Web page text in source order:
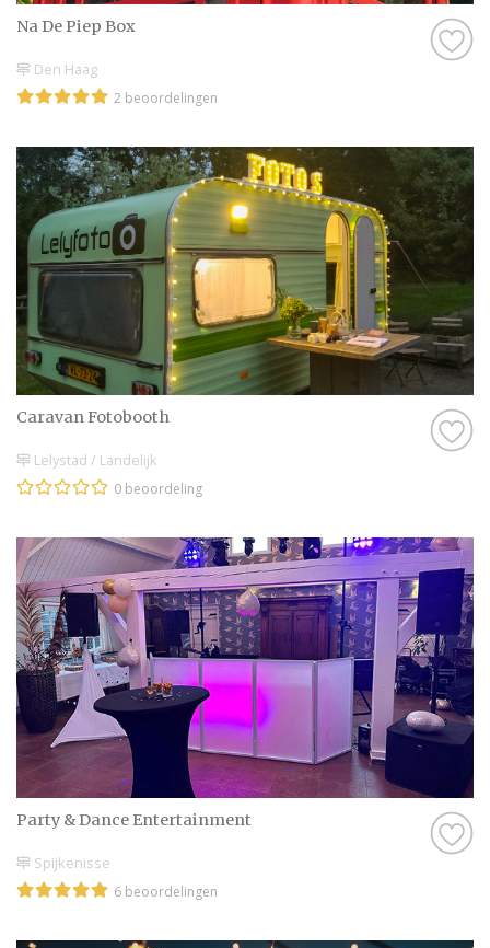
Na De Piep Box
Den Haag
2 beoordelingen
Caravan Fotobooth
Lelystad / Landelijk
0 beoordeling
Party & Dance Entert​​ain​ment
Spijkenisse
6 beoordelingen